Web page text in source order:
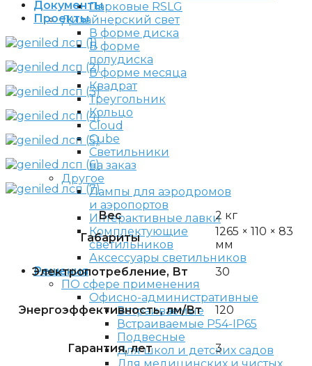
Парковые RSLG
Дизайнерский свет
В форме диска
В форме
полудиска
В форме месяца
Квадрат
Треугольник
Кольцо
Cloud
Cube
Светильники
на заказ
Другое
Лампы для аэродромов
и аэропортов
Интерактивные лавки
Комплектующие
светильников
Аксессуары светильников
Решения
ПО сфере применения
Офисно-административные
Встраиваемые
Встраиваемые P54-IP65
Подвесные
Для школ и детских садов
Документы
Проекты
Вес
2 кг
Габариты
1265 × 110 × 83
мм
Электропотребление, Вт 30
Энергоэффективность, лм/Вт 120
Гарантия, лет 3